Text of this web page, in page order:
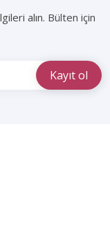
alın. Bülten için